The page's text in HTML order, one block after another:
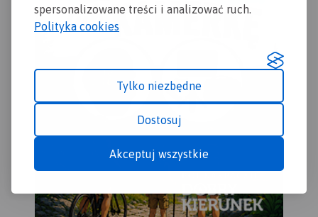
spersonalizowane treści i analizować ruch.
Polityka cookies
Tylko niezbędne
Dostosuj
Akceptuj wszystkie
kilometrażem.
rowerowe, szlaki piesze i
polne, leśne oraz szlaki
kajakowe. Są tu też zabytki,
noclegi, muzea, punkty
widokowe, szczególnie warte
odwiedzenia miejsca